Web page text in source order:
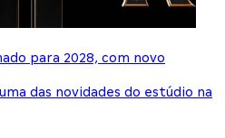
para 2028, com novo
das novidades do estúdio na